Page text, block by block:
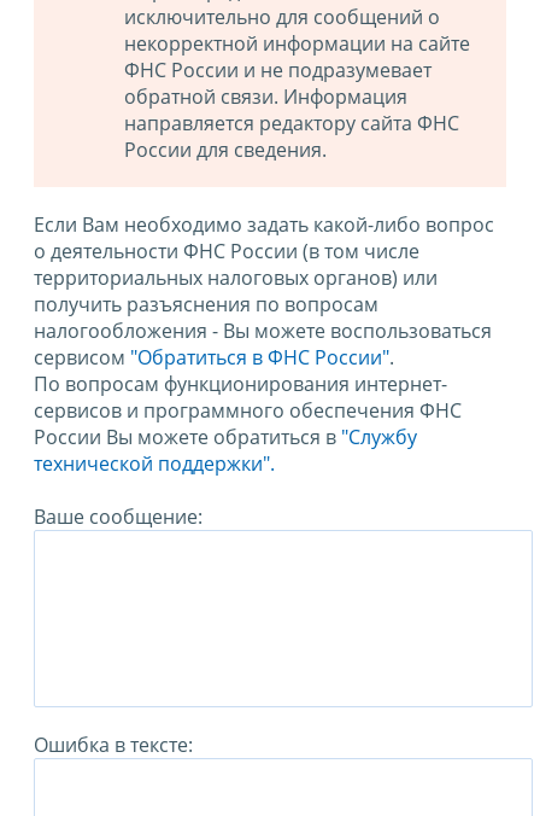
исключительно для сообщений о
некорректной информации на сайте
ФНС России и не подразумевает
обратной связи. Информация
направляется редактору сайта ФНС
России для сведения.
Если Вам необходимо задать какой-либо вопрос
о деятельности ФНС России (в том числе
территориальных налоговых органов) или
получить разъяснения по вопросам
налогообложения - Вы можете воспользоваться
сервисом "Обратиться в ФНС России".
По вопросам функционирования интернет-
сервисов и программного обеспечения ФНС
России Вы можете обратиться в "Службу
технической поддержки".
Ваше сообщение:
Ошибка в тексте: